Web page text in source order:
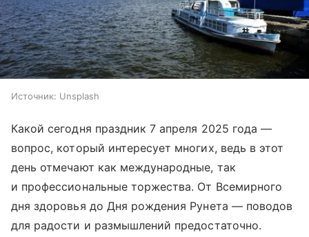
Источник: Unsplash
Какой сегодня праздник 7 апреля 2025 года —
вопрос, который интересует многих, ведь в этот
день отмечают как международные, так
и профессиональные торжества. От Всемирного
дня здоровья до Дня рождения Рунета — поводов
для радости и размышлений предостаточно.